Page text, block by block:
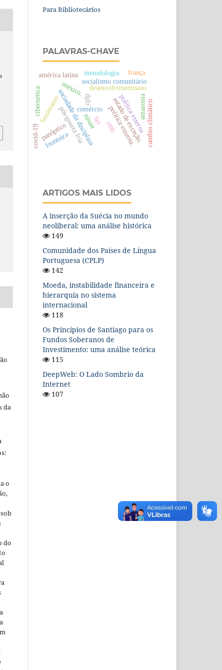
da
o
do
Para Bibliotecários
PALAVRAS-CHAVE
cplp
sociedade da disciplina rmb
comércio política externa.
pós-guerra friarússia
desenvolvimentismo.
socialismo comunitário
estado de exceção.
bri
panóptico
méxico.
américa latina
feminismo política externa
metodologia.
fronteira
amazoniacambio climático
frança.
cibernética
covid-19
ARTIGOS MAIS LIDOS
A inserção da Suécia no mundo
neoliberal: uma análise histórica
149
Comunidade dos Países de Língua
Portuguesa (CPLP)
142
Moeda, instabilidade financeira e
hierarquia no sistema
internacional
118
Os Princípios de Santiago para os
Fundos Soberanos de
Investimento: uma análise teórica
115
DeepWeb: O Lado Sombrio da
Internet
107